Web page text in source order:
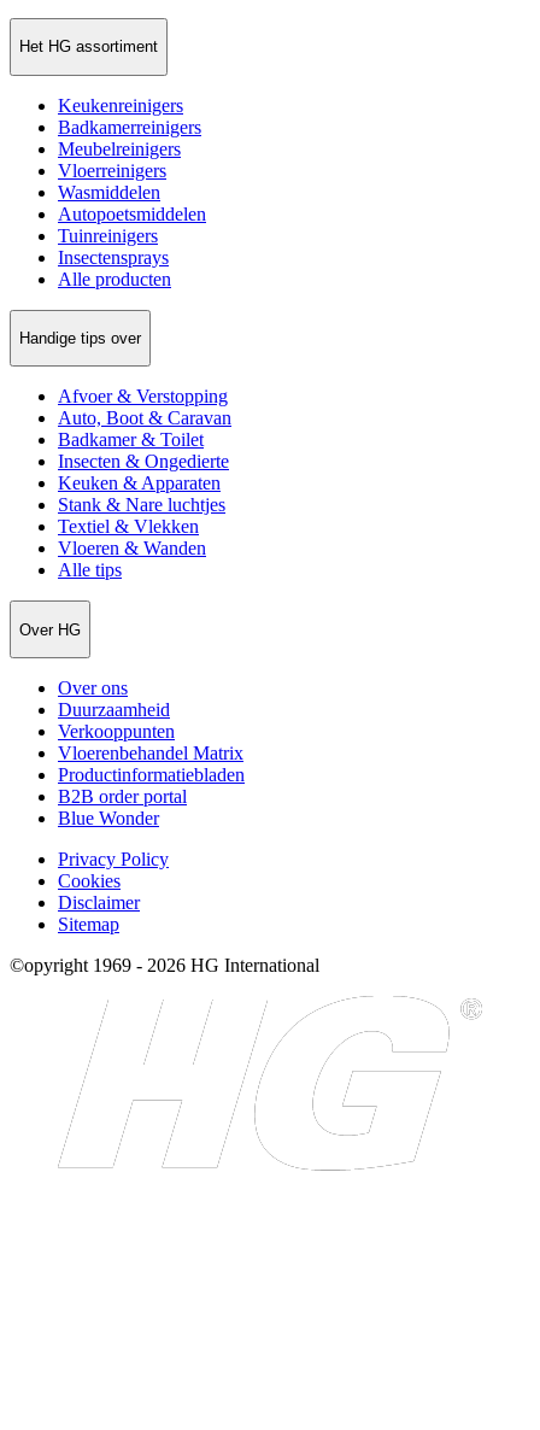
Het HG assortiment
Keukenreinigers
Badkamerreinigers
Meubelreinigers
Vloerreinigers
Wasmiddelen
Autopoetsmiddelen
Tuinreinigers
Insectensprays
Alle producten
Handige tips over
Afvoer & Verstopping
Auto, Boot & Caravan
Badkamer & Toilet
Insecten & Ongedierte
Keuken & Apparaten
Stank & Nare luchtjes
Textiel & Vlekken
Vloeren & Wanden
Alle tips
Over HG
Over ons
Duurzaamheid
Verkooppunten
Vloerenbehandel Matrix
Productinformatiebladen
B2B order portal
Blue Wonder
Privacy Policy
Cookies
Disclaimer
Sitemap
©opyright 1969 - 2026 HG International